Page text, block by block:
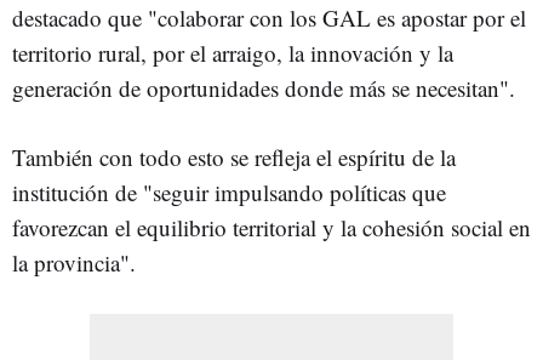
destacado que "colaborar con los GAL es apostar por el
territorio rural, por el arraigo, la innovación y la
generación de oportunidades donde más se necesitan".
También con todo esto se refleja el espíritu de la
institución de "seguir impulsando políticas que
favorezcan el equilibrio territorial y la cohesión social en
la provincia".